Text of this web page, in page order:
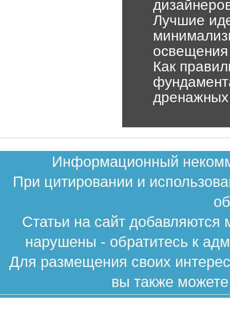
Лучшие
освещения
Как
Информационный
При цитировании и
Статьи на сайт
нарушены - обратитесь к
Для размещения своих
вы также